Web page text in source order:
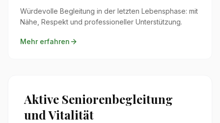
Würdevolle Begleitung in der letzten Lebensphase: mit
Nähe, Respekt und professioneller Unterstützung.
Mehr erfahren
Aktive Seniorenbegleitung
und Vitalität